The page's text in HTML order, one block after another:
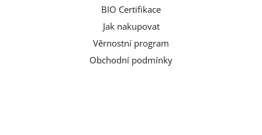
BIO Certifikace
Jak nakupovat
Věrnostní program
Obchodní podmínky